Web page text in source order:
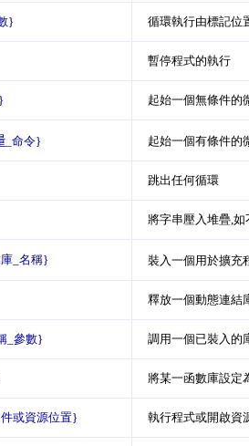
} 循環執行由標記位
暫停程式的執行
起始一個無條件的
_命令} 起始一個有條件的
跳出任何循環
將字串壓入堆疊,
_名稱} 裝入一個用於擴充
釋放一個動態連結
_參數} 調用一個已裝入的
將某一函數庫設定
或資源位置} 執行程式或開啟資